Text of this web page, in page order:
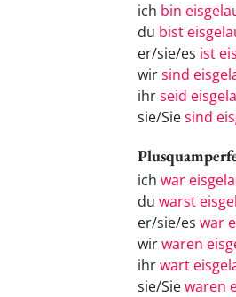
ich bin
du bist
er/sie/es ist
wirsind
ihrseid
sie/Siesind
ich war
du warst
er/sie/es war
wirwaren
ihrwart
sie/Siewaren